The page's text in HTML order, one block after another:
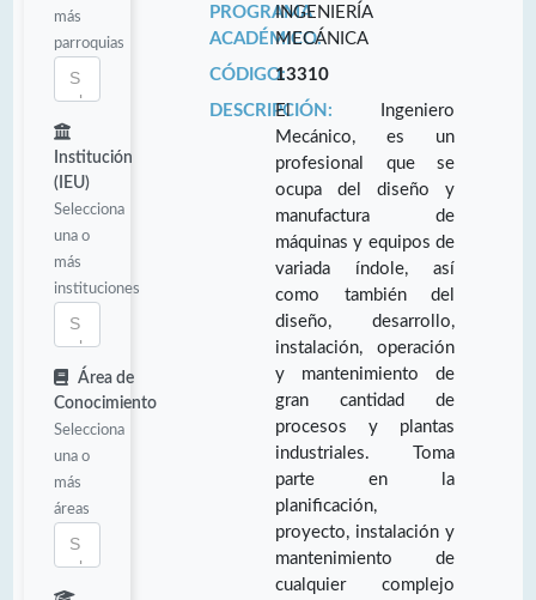
más
parroquias
Institución
(IEU)
Selecciona
una o
más
instituciones
Área de
Conocimiento
Selecciona
una o
más
áreas
PROGRAMA
ACADÉMICO:
INGENIERÍA
MECÁNICA
CÓDIGO:13310
DESCRIPCIÓN:El Ingeniero
Mecánico, es un
profesional que se
ocupa del diseño y
manufactura de
máquinas y equipos de
variada índole, así
como también del
diseño, desarrollo,
instalación, operación
y mantenimiento de
gran cantidad de
procesos y plantas
industriales. Toma
parte en la
planificación,
proyecto, instalación y
mantenimiento de
cualquier complejo